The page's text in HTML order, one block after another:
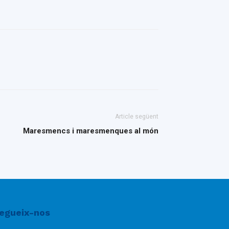
Article següent
Maresmencs i maresmenques al món
nos